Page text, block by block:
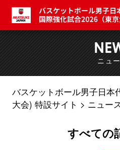
ニュ
バスケットボール男子日本
大会) 特設サイト
ニュー
すべての